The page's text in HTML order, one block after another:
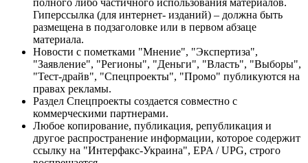
Гиперссылка (для интернет- изданий) – должна быть
размещена в подзаголовке или в первом абзаце
материала.
Новости с пометками "Мнение", "Экспертиза",
"Заявление", "Регионы", "Деньги", "Власть", "Выборы",
"Тест-драйв", "Спецпроекты", "Промо" публикуются на
правах рекламы.
Раздел Спецпроекты создается совместно с
коммерческими партнерами.
Любое копирование, публикация, републикация и
другое распространение информации, которое содержит
ссылку на "Интерфакс-Украина", EPA / UPG, строго